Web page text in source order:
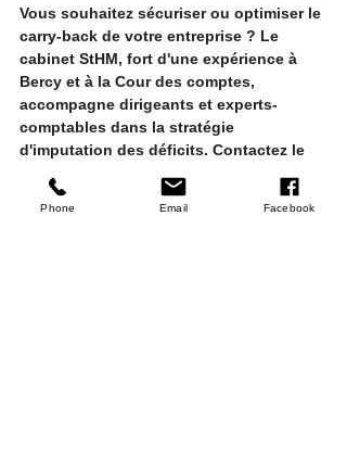
Vous souhaitez sécuriser ou optimiser le
carry-back de votre entreprise ? Le
cabinet StHM, fort d'une expérience à
Bercy et à la Cour des comptes,
accompagne dirigeants et experts-
comptables dans la stratégie
d'imputation des déficits. Contactez le
Optimisation des déficits
Phone Email Facebook